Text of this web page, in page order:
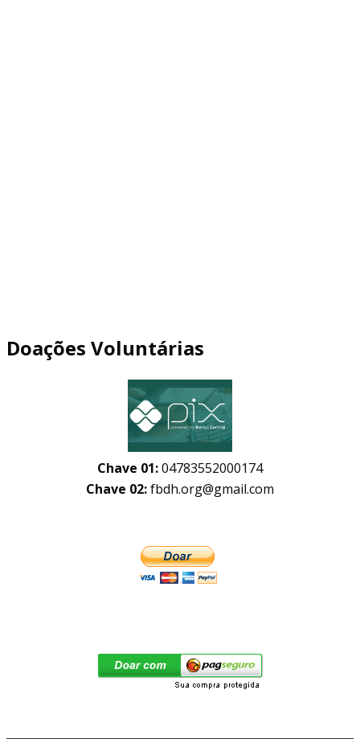
Doações Voluntárias
Chave 01:04783552000174
Chave 02:fbdh.org@gmail.com